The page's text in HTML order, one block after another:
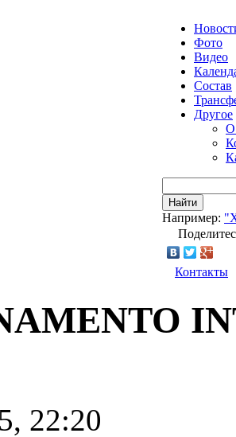
Фото
Видео
Состав
Другое
О
Найти
Например:
Контакты
22:20